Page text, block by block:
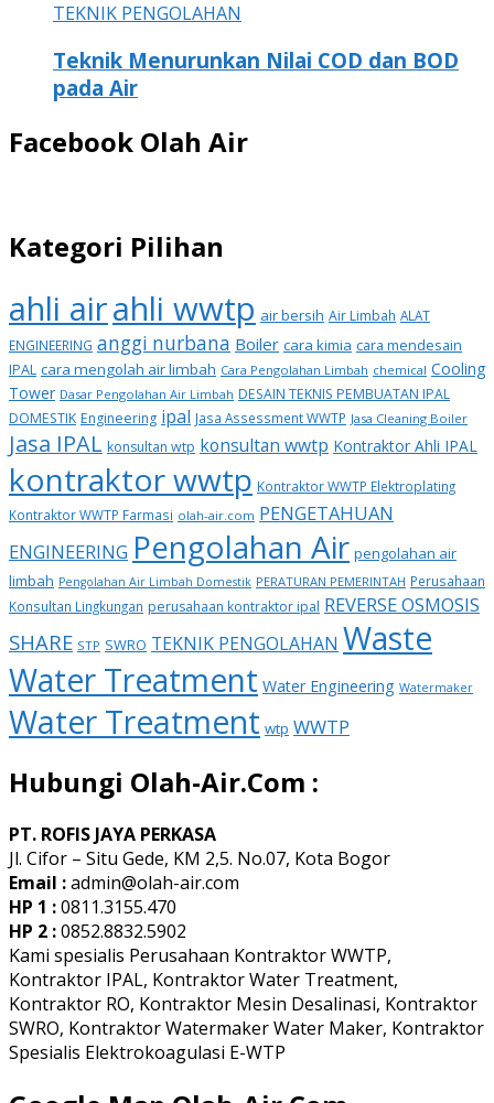
TEKNIK PENGOLAHAN
Teknik Menurunkan Nilai COD dan BOD
pada Air
Facebook Olah Air
Kategori Pilihan
ahli airahli wwtp air bersih Air Limbah ALAT
ENGINEERING anggi nurbana Boiler cara kimia cara mendesain
IPAL cara mengolah air limbah Cara Pengolahan Limbah chemical Cooling
Tower Dasar Pengolahan Air Limbah DESAIN TEKNIS PEMBUATAN IPAL
DOMESTIK Engineering ipal Jasa Assessment WWTP Jasa Cleaning Boiler
Jasa IPAL konsultan wtp konsultan wwtp Kontraktor Ahli IPAL
kontraktor wwtp Kontraktor WWTP Elektroplating
Kontraktor WWTP Farmasi olah-air.com PENGETAHUAN
ENGINEERING Pengolahan Air pengolahan air
limbah Pengolahan Air Limbah Domestik PERATURAN PEMERINTAH Perusahaan
Konsultan Lingkungan perusahaan kontraktor ipal REVERSE OSMOSIS
SHARE STP SWRO TEKNIK PENGOLAHAN Waste
Water Treatment Water Engineering Watermaker
Water Treatment wtp WWTP
Hubungi Olah-Air.Com :
PT. ROFIS JAYA PERKASA
Jl. Cifor – Situ Gede, KM 2,5. No.07, Kota Bogor
Email :admin@olah-air.com
HP 1 :0811.3155.470
HP 2 :0852.8832.5902
Kami spesialis Perusahaan Kontraktor WWTP,
Kontraktor IPAL, Kontraktor Water Treatment,
Kontraktor RO, Kontraktor Mesin Desalinasi, Kontraktor
SWRO, Kontraktor Watermaker Water Maker, Kontraktor
Spesialis Elektrokoagulasi E-WTP